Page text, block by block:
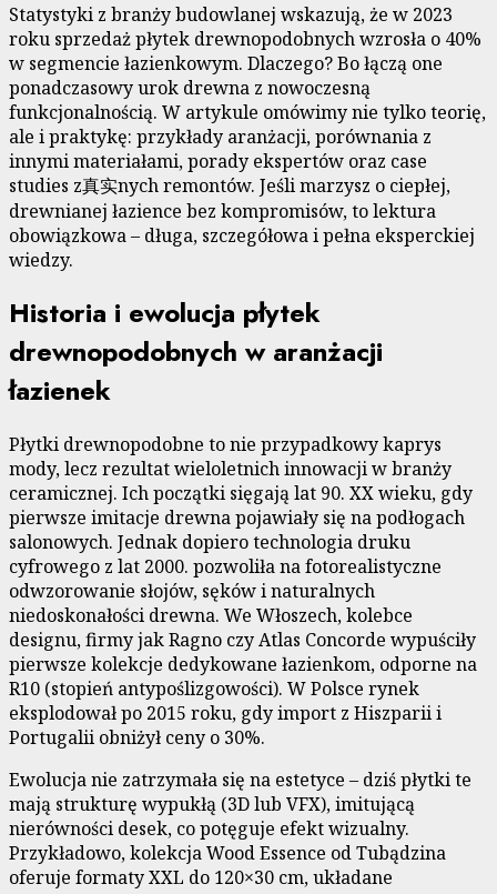
Statystyki z branży budowlanej wskazują, że w 2023
roku sprzedaż płytek drewnopodobnych wzrosła o 40%
w segmencie łazienkowym. Dlaczego? Bo łączą one
ponadczasowy urok drewna z nowoczesną
funkcjonalnością. W artykule omówimy nie tylko teorię,
ale i praktykę: przykłady aranżacji, porównania z
innymi materiałami, porady ekspertów oraz case
studies z真实nych remontów. Jeśli marzysz o ciepłej,
drewnianej łazience bez kompromisów, to lektura
obowiązkowa – długa, szczegółowa i pełna eksperckiej
wiedzy.
Historia i ewolucja płytek
drewnopodobnych w aranżacji
łazienek
Płytki drewnopodobne to nie przypadkowy kaprys
mody, lecz rezultat wieloletnich innowacji w branży
ceramicznej. Ich początki sięgają lat 90. XX wieku, gdy
pierwsze imitacje drewna pojawiały się na podłogach
salonowych. Jednak dopiero technologia druku
cyfrowego z lat 2000. pozwoliła na fotorealistyczne
odwzorowanie słojów, sęków i naturalnych
niedoskonałości drewna. We Włoszech, kolebce
designu, firmy jak Ragno czy Atlas Concorde wypuściły
pierwsze kolekcje dedykowane łazienkom, odporne na
R10 (stopień antypoślizgowości). W Polsce rynek
eksplodował po 2015 roku, gdy import z Hiszparii i
Portugalii obniżył ceny o 30%.
Ewolucja nie zatrzymała się na estetyce – dziś płytki te
mają strukturę wypukłą (3D lub VFX), imitującą
nierówności desek, co potęguje efekt wizualny.
Przykładowo, kolekcja Wood Essence od Tubądzina
oferuje formaty XXL do 120×30 cm, układane